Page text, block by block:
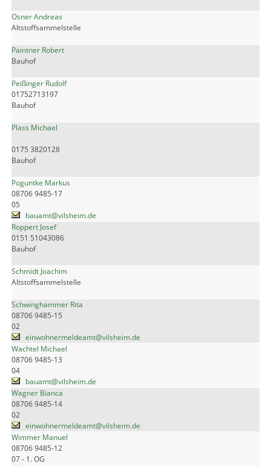
Osner Andreas
Altstoffsammelstelle
Paintner Robert
Bauhof
Peißinger Rudolf
01752713197
Bauhof
Plass Michael
0175 3820128
Bauhof
Poguntke Markus
08706 9485-17
05
bauamt@vilsheim.de
Roppert Josef
0151 51043086
Bauhof
Schmidt Joachim
Altstoffsammelstelle
Schwinghammer Rita
08706 9485-15
02
einwohnermeldeamt@vilsheim.de
Wachtel Michael
08706 9485-13
04
bauamt@vilsheim.de
Wagner Bianca
08706 9485-14
02
einwohnermeldeamt@vilsheim.de
Wimmer Manuel
08706 9485-12
07 - 1. OG